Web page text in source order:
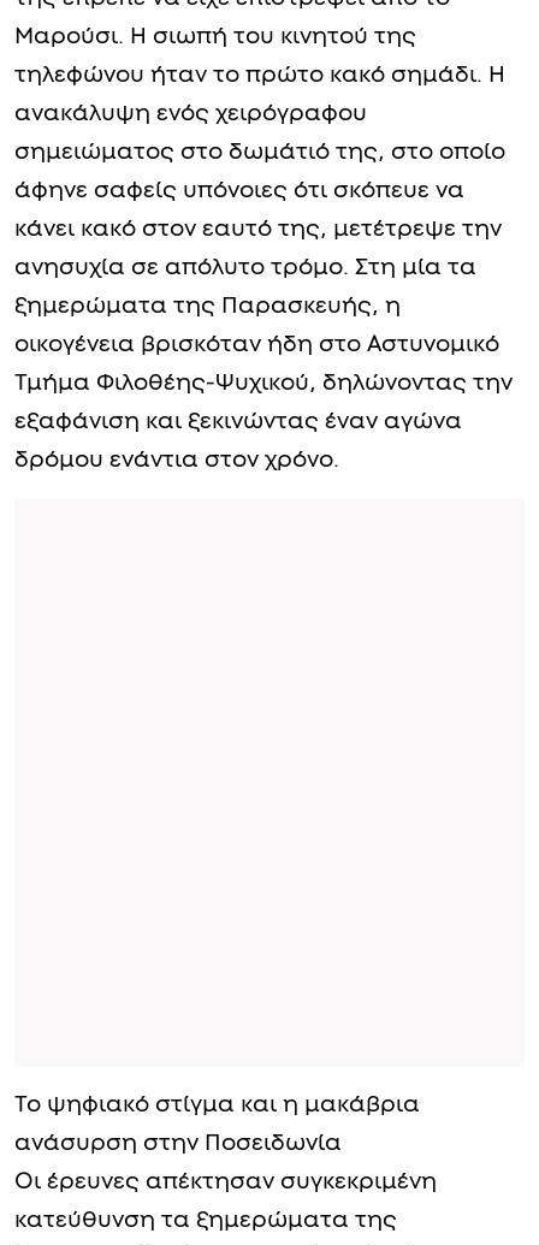
Μαρούσι. Η σιωπή του κινητού της
τηλεφώνου ήταν το πρώτο κακό σημάδι. Η
ανακάλυψη ενός χειρόγραφου
σημειώματος στο δωμάτιό της, στο οποίο
άφηνε σαφείς υπόνοιες ότι σκόπευε να
κάνει κακό στον εαυτό της, μετέτρεψε την
ανησυχία σε απόλυτο τρόμο. Στη μία τα
ξημερώματα της Παρασκευής, η
οικογένεια βρισκόταν ήδη στο Αστυνομικό
Τμήμα Φιλοθέης-Ψυχικού, δηλώνοντας την
εξαφάνιση και ξεκινώντας έναν αγώνα
δρόμου ενάντια στον χρόνο.
Το ψηφιακό στίγμα και η μακάβρια
ανάσυρση στην Ποσειδωνία
Οι έρευνες απέκτησαν συγκεκριμένη
κατεύθυνση τα ξημερώματα της